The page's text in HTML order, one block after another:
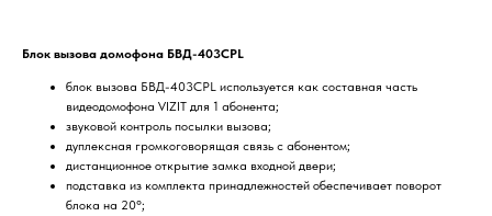
Блок вызова домофона БВД-403CPL
блок вызова БВД-403CPL используется как составная часть
видеодомофона VIZIT для 1 абонента;
звуковой контроль посылки вызова;
дуплексная громкоговорящая связь с абонентом;
дистанционное открытие замка входной двери;
подставка из комплекта принадлежностей обеспечивает поворот
блока на 20°;